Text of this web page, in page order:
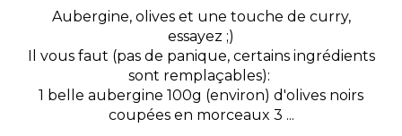
Aubergine, olives et une touche de curry,
essayez ;)
Il vous faut (pas de panique, certains ingrédients
sont remplaçables):
1 belle aubergine 100g (environ) d'olives noirs
coupées en morceaux 3 ...